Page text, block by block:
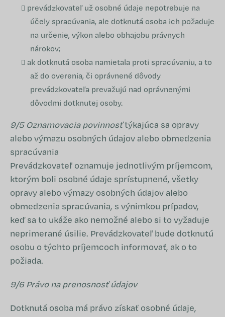
prevádzkovateľ už osobné údaje nepotrebuje na
účely spracúvania, ale dotknutá osoba ich požaduje
na určenie, výkon alebo obhajobu právnych
nárokov;
ak dotknutá osoba namietala proti spracúvaniu, a to
až do overenia, či oprávnené dôvody
prevádzkovateľa prevažujú nad oprávnenými
dôvodmi dotknutej osoby.
9/5 Oznamovacia povinnosťtýkajúca sa opravy
alebo výmazu osobných údajov alebo obmedzenia
spracúvania
Prevádzkovateľ oznamuje jednotlivým príjemcom,
ktorým boli osobné údaje sprístupnené, všetky
opravy alebo výmazy osobných údajov alebo
obmedzenia spracúvania, s výnimkou prípadov,
keď sa to ukáže ako nemožné alebo si to vyžaduje
neprimerané úsilie. Prevádzkovateľ bude dotknutú
osobu o týchto príjemcoch informovať, ak o to
požiada.
9/6 Právo na prenosnosť údajov
Dotknutá osoba má právo získať osobné údaje,